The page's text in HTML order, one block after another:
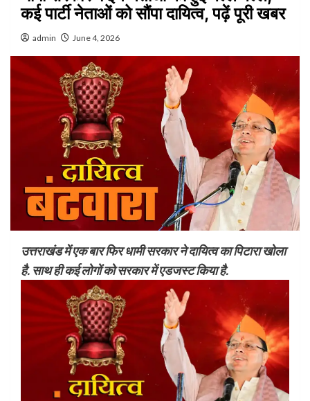
कई पार्टी नेताओं को सौंपा दायित्व, पढ़ें पूरी खबर
admin June 4, 2026
उत्तराखंड में एक बार फिर धामी सरकार ने दायित्व का पिटारा खोला
है. साथ ही कई लोगों को सरकार में एडजस्ट किया है.